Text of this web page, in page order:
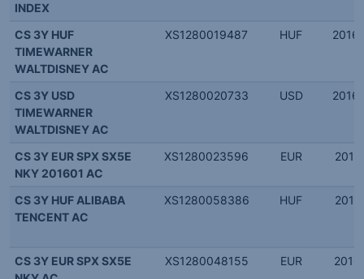
INDEX
CS 3Y HUF
TIMEWARNER
WALTDISNEY AC
XS1280019487 HUF
CS 3Y USD
TIMEWARNER
WALTDISNEY AC
XS1280020733 USD
CS 3Y EUR SPX SX5E
NKY 201601 AC
XS1280023596 EUR
CS 3Y HUF ALIBABA
TENCENT AC
XS1280058386 HUF
CS 3Y EUR SPX SX5E
XS1280048155 EUR